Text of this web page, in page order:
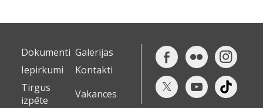
Dokumenti Galerijas
Iepirkumi
Kontakti
Tirgus
izpēte
Vakances